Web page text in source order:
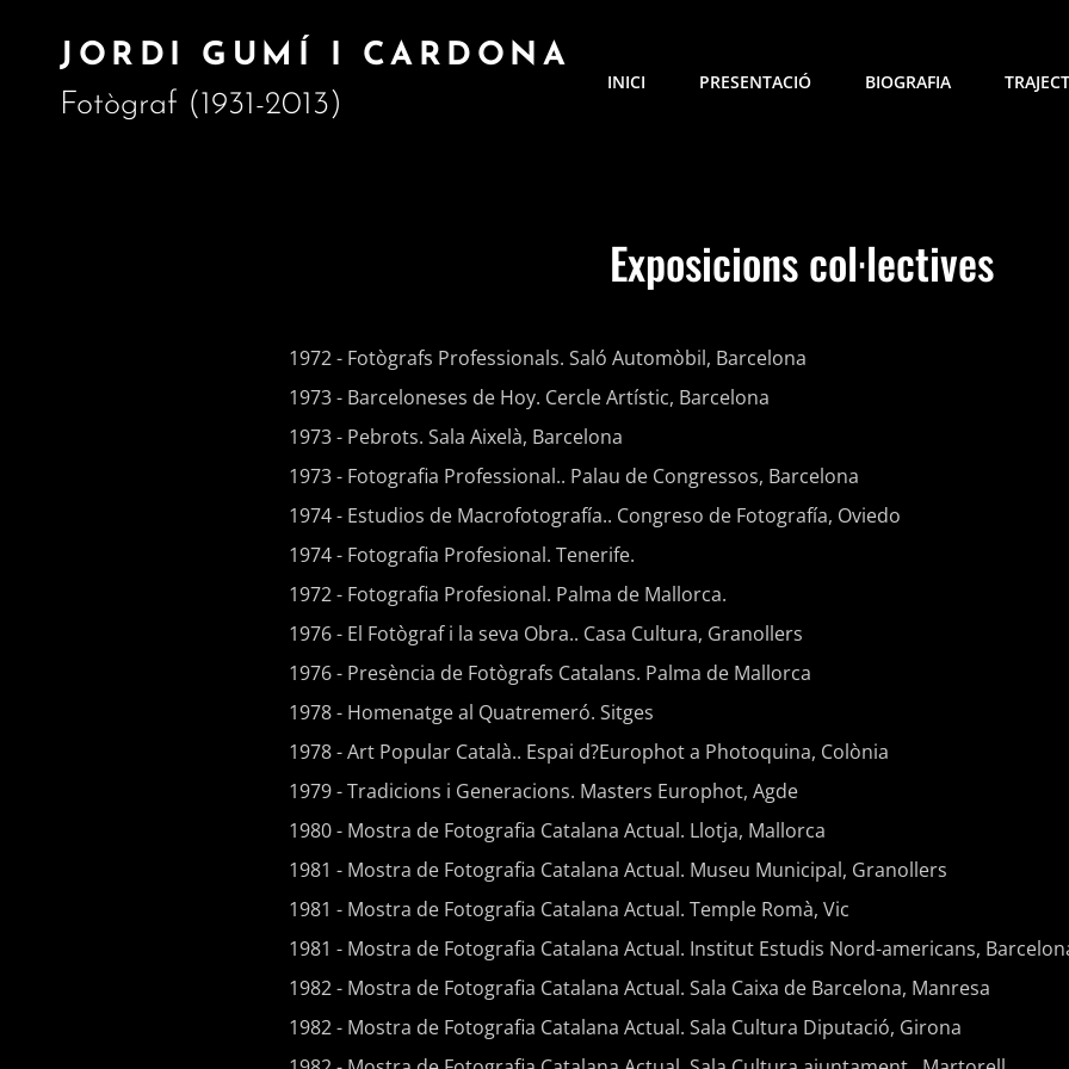
JORDI GUMÍ I CARDONA
Fotògraf (1931-2013)
INICI PRESENTACIÓ BIOGRAFIA
Exposicions col·lectives
1972 - Fotògrafs Professionals. Saló Automòbil, Barcelona
1973 - Barceloneses de Hoy. Cercle Artístic, Barcelona
1973 - Pebrots. Sala Aixelà, Barcelona
1973 - Fotografia Professional.. Palau de Congressos, Barcelona
1974 - Estudios de Macrofotografía.. Congreso de Fotografía, Oviedo
1974 - Fotografia Profesional. Tenerife.
1972 - Fotografia Profesional. Palma de Mallorca.
1976 - El Fotògraf i la seva Obra.. Casa Cultura, Granollers
1976 - Presència de Fotògrafs Catalans. Palma de Mallorca
1978 - Homenatge al Quatremeró. Sitges
1978 - Art Popular Català.. Espai d?Europhot a Photoquina, Colònia
1979 - Tradicions i Generacions. Masters Europhot, Agde
1980 - Mostra de Fotografia Catalana Actual. Llotja, Mallorca
1981 - Mostra de Fotografia Catalana Actual. Museu Municipal, Granollers
1981 - Mostra de Fotografia Catalana Actual. Temple Romà, Vic
1981 - Mostra de Fotografia Catalana Actual. Institut Estudis Nord-americans,
1982 - Mostra de Fotografia Catalana Actual. Sala Caixa de Barcelona, Manresa
1982 - Mostra de Fotografia Catalana Actual. Sala Cultura Diputació, Girona